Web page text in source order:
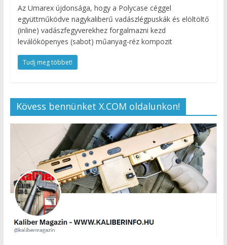
Az Umarex újdonsága, hogy a Polycase céggel
együttműködve nagykaliberű vadászlégpuskák és elöltöltő
(inline) vadászfegyverekhez forgalmazni kezd
leválóköpenyes (sabot) műanyag-réz kompozit
Tudj meg többet!
Kövess bennünket X.COM oldalunkon!